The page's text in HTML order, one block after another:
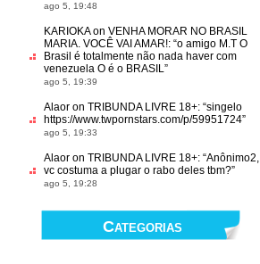
ago 5, 19:48
KARIOKAon VENHA MORAR NO BRASIL
MARIA. VOCÊ VAI AMAR!: “o amigo M.T O
Brasil é totalmente não nada haver com
venezuela O é o BRASIL”
ago 5, 19:39
Alaor on TRIBUNDA LIVRE 18+: “singelo
https://www.twpornstars.com/p/59951724”
ago 5, 19:33
Alaor on TRIBUNDA LIVRE 18+: “Anônimo2,
vc costuma a plugar o rabo deles tbm?”
ago 5, 19:28
Categorias